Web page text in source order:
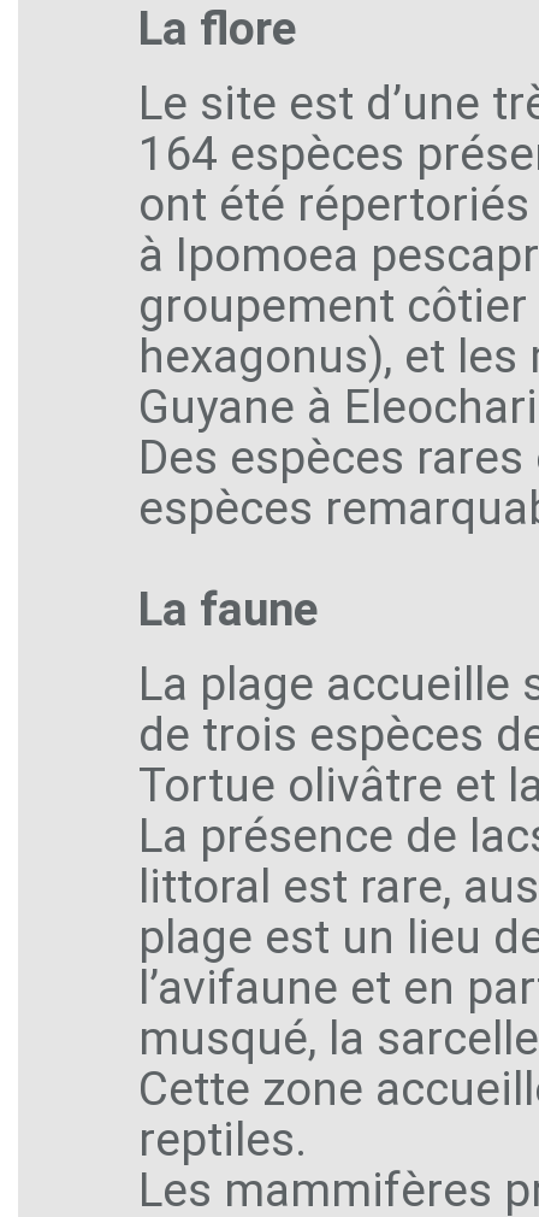
La flore
Le site est d’une
164 espèces
ont été
à Ipomoea
groupement
hexagonus), et
Guyane à
Des espèces
espèces
La faune
La plage accueille
de trois espèces
Tortue olivâtre et
La présence de
littoral est rare,
plage est un lieu
l’avifaune et en
musqué, la
Cette zone
reptiles.
Les mammifères